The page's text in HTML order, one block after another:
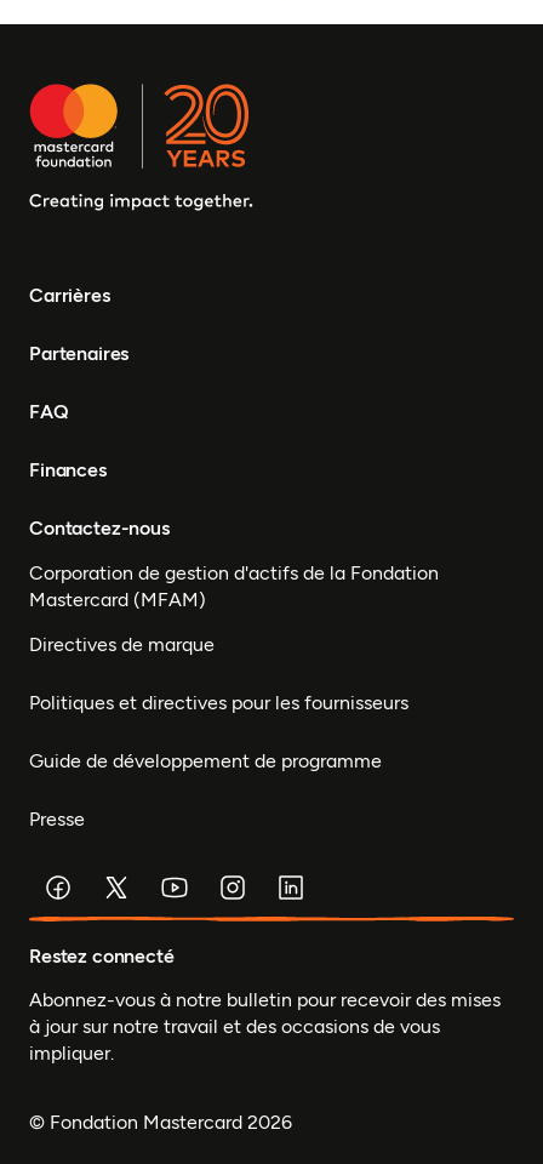
du Congo, Malawi, Gambie,
d'Ivoire, Zambie, Syrie,
Tchad, Eswatini, Zimbabwe,
Tanzanie, Sud Soudan,
Afrique du Sud, Guinée-
Bénin, Togo
Carrières
Partenaires
FAQ
Finances
Contactez-nous
Corporation de gestion d'actifs de la Fondation
Mastercard (MFAM)
Directives de marque
Politiques et directives pour les fournisseurs
Guide de développement de programme
Presse
Restez connecté
Abonnez-vous à notre bulletin pour recevoir des mises
à jour sur notre travail et des occasions de vous
impliquer.
© Fondation Mastercard 2026